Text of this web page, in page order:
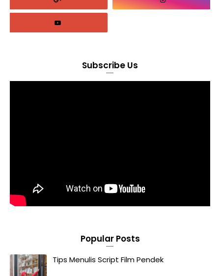
Subscribe Us
Popular Posts
Tips Menulis Script Film Pendek